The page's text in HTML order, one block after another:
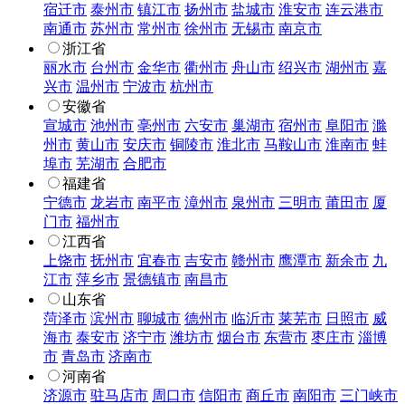
宿迁市 泰州市 镇江市 扬州市 盐城市 淮安市 连云港市
南通市 苏州市 常州市 徐州市 无锡市 南京市
浙江省
丽水市 台州市 金华市 衢州市 舟山市 绍兴市 湖州市 嘉
兴市 温州市 宁波市 杭州市
安徽省
宣城市 池州市 亳州市 六安市 巢湖市 宿州市 阜阳市 滁
州市 黄山市 安庆市 铜陵市 淮北市 马鞍山市 淮南市 蚌
埠市 芜湖市 合肥市
福建省
宁德市 龙岩市 南平市 漳州市 泉州市 三明市 莆田市 厦
门市 福州市
江西省
上饶市 抚州市 宜春市 吉安市 赣州市 鹰潭市 新余市 九
江市 萍乡市 景德镇市 南昌市
山东省
菏泽市 滨州市 聊城市 德州市 临沂市 莱芜市 日照市 威
海市 泰安市 济宁市 潍坊市 烟台市 东营市 枣庄市 淄博
市 青岛市 济南市
河南省
济源市 驻马店市 周口市 信阳市 商丘市 南阳市 三门峡市